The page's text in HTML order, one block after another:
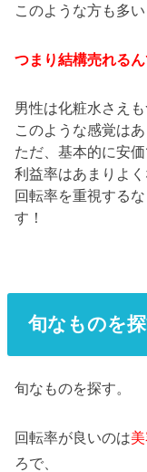
このような方も多い
つまり結構売れるん
男性は化粧水さえ
このような感覚は
ただ、基本的に安
利益率はあまりよ
回転率を重視する
す！
旬なものを
旬なものを探す。
回転率が良いのは
ろで、